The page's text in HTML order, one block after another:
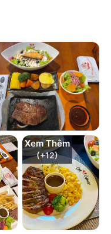
Xem Thêm
(+12)